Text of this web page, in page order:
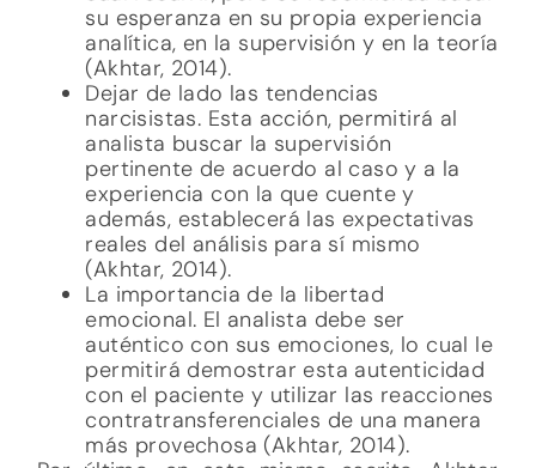
su esperanza en su propia experiencia
analítica, en la supervisión y en la teoría
(Akhtar, 2014).
Dejar de lado las tendencias
narcisistas. Esta acción, permitirá al
analista buscar la supervisión
pertinente de acuerdo al caso y a la
experiencia con la que cuente y
además, establecerá las expectativas
reales del análisis para sí mismo
(Akhtar, 2014).
La importancia de la libertad
emocional. El analista debe ser
auténtico con sus emociones, lo cual le
permitirá demostrar esta autenticidad
con el paciente y utilizar las reacciones
contratransferenciales de una manera
más provechosa (Akhtar, 2014).